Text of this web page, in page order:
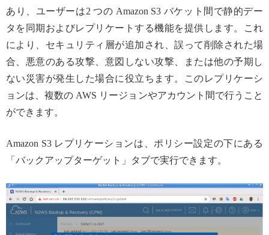
あり、ユーザーは2 つの Amazon S3 バケット間で静的デー
タを同期およびレプリケートする機能を提供します。これ
により、セキュリティ層が追加され、誤って削除された場
合、悪意のある攻撃、意図しない攻撃、または他の予期し
ない災害が発生した場合に役立ちます。このレプリケーシ
ョンは、複数の AWS リージョンやアカウント間で行うこと
ができます。
Amazon S3 レプリケーションは、ポリシー設定の下にある
「バックアップターゲット」タブで実行できます。